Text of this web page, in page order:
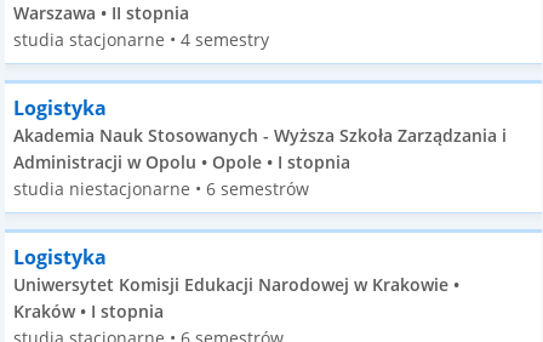
Warszawa • II stopnia
studia stacjonarne • 4 semestry
Logistyka
Akademia Nauk Stosowanych - Wyższa Szkoła Zarządzania i
Administracji w Opolu • Opole • I stopnia
studia niestacjonarne • 6 semestrów
Logistyka
Uniwersytet Komisji Edukacji Narodowej w Krakowie •
Kraków • I stopnia